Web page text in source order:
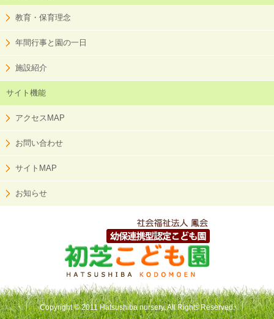
教育・保育理念
年間行事と園の一日
施設紹介
サイト機能
アクセスMAP
お問い合わせ
サイトMAP
お知らせ
Copyright © 2011 Hatsushiba nursery. All Rights Reserved.